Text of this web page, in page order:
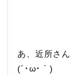
あ、近所さ
(´･ω･｀)